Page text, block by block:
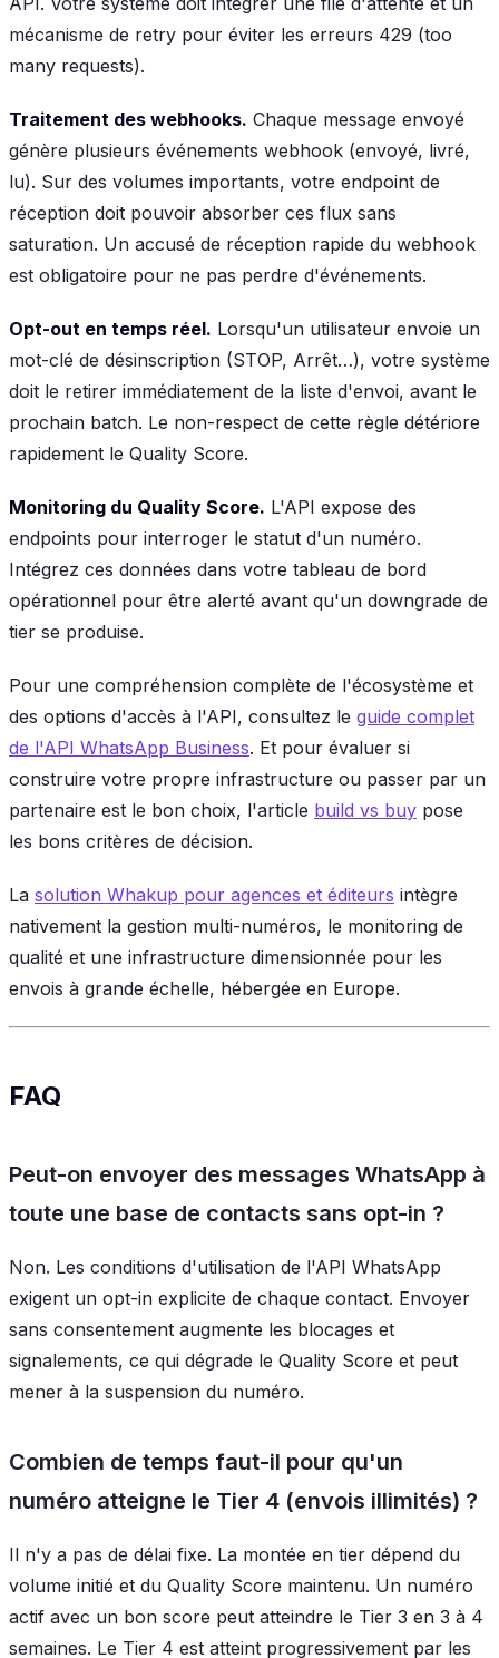
mécanisme de retry pour éviter les erreurs 429 (too
many requests).
Traitement des webhooks. Chaque message envoyé
génère plusieurs événements webhook (envoyé, livré,
lu). Sur des volumes importants, votre endpoint de
réception doit pouvoir absorber ces flux sans
saturation. Un accusé de réception rapide du webhook
est obligatoire pour ne pas perdre d'événements.
Opt-out en temps réel. Lorsqu'un utilisateur envoie un
mot-clé de désinscription (STOP, Arrêt…), votre système
doit le retirer immédiatement de la liste d'envoi, avant le
prochain batch. Le non-respect de cette règle détériore
rapidement le Quality Score.
Monitoring du Quality Score. L'API expose des
endpoints pour interroger le statut d'un numéro.
Intégrez ces données dans votre tableau de bord
opérationnel pour être alerté avant qu'un downgrade de
tier se produise.
Pour une compréhension complète de l'écosystème et
des options d'accès à l'API, consultez le guide complet
de l'API WhatsApp Business. Et pour évaluer si
construire votre propre infrastructure ou passer par un
partenaire est le bon choix, l'article build vs buy pose
les bons critères de décision.
La solution Whakup pour agences et éditeurs intègre
nativement la gestion multi-numéros, le monitoring de
qualité et une infrastructure dimensionnée pour les
envois à grande échelle, hébergée en Europe.
FAQ
Peut-on envoyer des messages WhatsApp à
toute une base de contacts sans opt-in ?
Non. Les conditions d'utilisation de l'API WhatsApp
exigent un opt-in explicite de chaque contact. Envoyer
sans consentement augmente les blocages et
signalements, ce qui dégrade le Quality Score et peut
mener à la suspension du numéro.
Combien de temps faut-il pour qu'un
numéro atteigne le Tier 4 (envois illimités) ?
Il n'y a pas de délai fixe. La montée en tier dépend du
volume initié et du Quality Score maintenu. Un numéro
actif avec un bon score peut atteindre le Tier 3 en 3 à 4
semaines. Le Tier 4 est atteint progressivement par les